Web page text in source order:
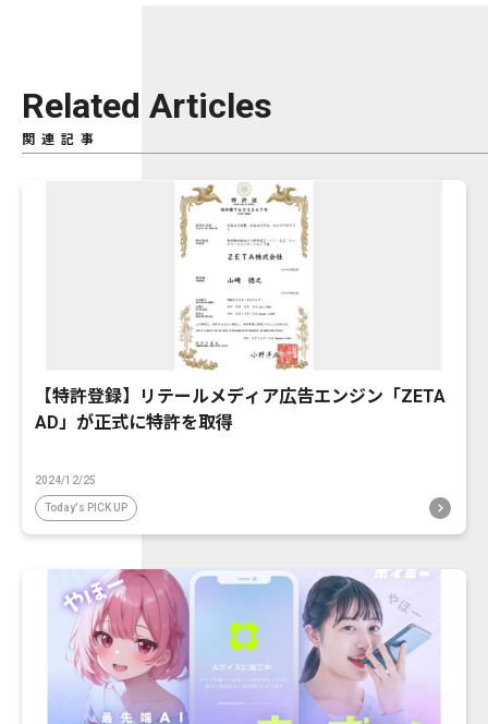
Related Articles
関連記事
【特許登録】リテールメディア広告エンジン「ZETA
AD」が正式に特許を取得
2024/12/25
Today's PICK UP